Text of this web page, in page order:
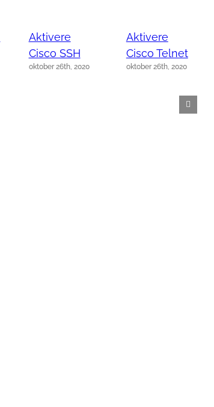
Aktivere
Cisco SSH
oktober 26th, 2020
Aktivere
Cisco Telnet
oktober 26th, 2020